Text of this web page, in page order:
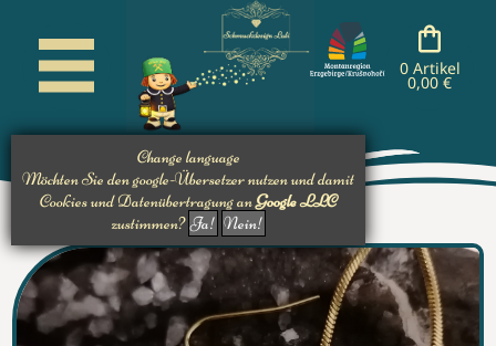
Change language
Möchten Sie den google-Übersetzer nutzen und damit
Cookies und Datenübertragung anGoogle LLC
zustimmen?Ja! Nein!
0 Artikel
0,00 €
nachladen
nachladen
nachladen